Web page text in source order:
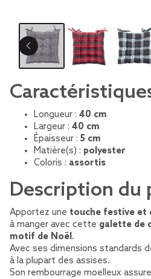
Longueur : 40 cm
Largeur : 40 cm
Épaisseur : 5 cm
Matière(s) : polyester
Coloris : assortis
Description du
Apportez une touche festive et
à manger avec cette galette de
motif de Noël.
Avec ses dimensions standards
à la plupart des assises.
Son rembourrage moelleux